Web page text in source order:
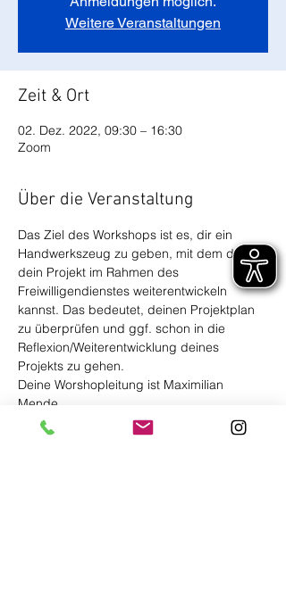
Weitere Veranstaltungen
Zeit & Ort
02. Dez. 2022, 09:30 – 16:30
Zoom
Über die Veranstaltung
Das Ziel des Workshops ist es, dir ein
Handwerkszeug zu geben, mit dem du
dein Projekt im Rahmen des
Freiwilligendienstes weiterentwickeln
kannst. Das bedeutet, deinen Projektplan
zu überprüfen und ggf. schon in die
Reflexion/Weiterentwicklung deines
Projekts zu gehen.
Deine Worshopleitung ist Maximilian
Mende.